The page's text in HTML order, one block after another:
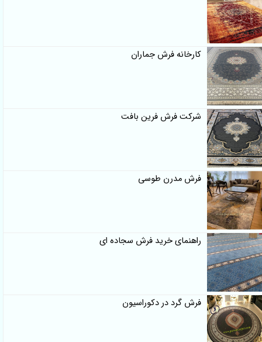
کارخانه فرش جماران
شرکت فرش فرین بافت
فرش مدرن طوسی
راهنمای خرید فرش سجاده ای
فرش گرد در دکوراسیون